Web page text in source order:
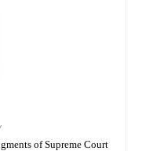
of Supreme Court